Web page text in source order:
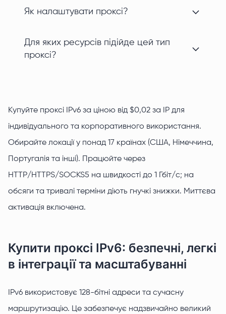
Як налаштувати проксі?
Для яких ресурсів підійде цей тип
проксі?
Купуйте проксі IPv6 за ціною від $0,02 за IP для
індивідуального та корпоративного використання.
Обирайте локації у понад 17 країнах (США, Німеччина,
Португалія та інші). Працюйте через
HTTP/HTTPS/SOCKS5 на швидкості до 1 Гбіт/с; на
обсяги та тривалі терміни діють гнучкі знижки. Миттєва
активація включена.
Купити проксі IPv6: безпечні, легкі
в інтеграції та масштабуванні
IPv6 використовує 128-бітні адреси та сучасну
маршрутизацію. Це забезпечує надзвичайно великий